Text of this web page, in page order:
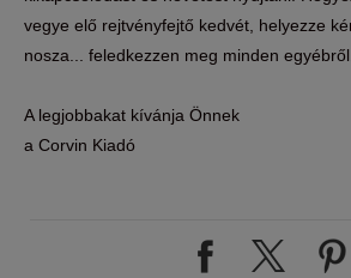
vegye elő rejtvényfejtő kedvét, helyezze
nosza... feledkezzen meg minden egyébről.
A legjobbakat kívánja Önnek
a Corvin Kiadó